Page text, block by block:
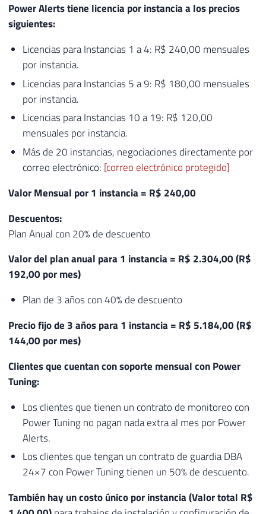
Power Alerts tiene licencia por instancia a los precios
siguientes:
Licencias para Instancias 1 a 4: R$ 240,00 mensuales
por instancia.
Licencias para Instancias 5 a 9: R$ 180,00 mensuales
por instancia.
Licencias para Instancias 10 a 19: R$ 120,00
mensuales por instancia.
Más de 20 instancias, negociaciones directamente por
correo electrónico: [correo electrónico protegido]
Valor Mensual por 1 instancia = R$ 240,00
Descuentos:
Plan Anual con 20% de descuento
Valor del plan anual para 1 instancia = R$ 2.304,00 (R$
192,00 por mes)
Plan de 3 años con 40% de descuento
Precio fijo de 3 años para 1 instancia = R$ 5.184,00 (R$
144,00 por mes)
Clientes que cuentan con soporte mensual con Power
Tuning:
Los clientes que tienen un contrato de monitoreo con
Power Tuning no pagan nada extra al mes por Power
Alerts.
Los clientes que tengan un contrato de guardia DBA
24×7 con Power Tuning tienen un 50% de descuento.
También hay un costo único por instancia (Valor total R$